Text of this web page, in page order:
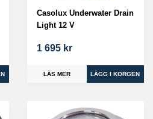
Casolux Underwater Drain
Light 12 V
1 695 kr
LÄS MER